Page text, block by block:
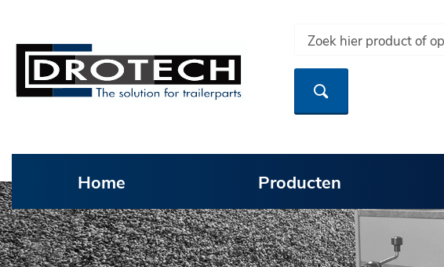
Home Producten